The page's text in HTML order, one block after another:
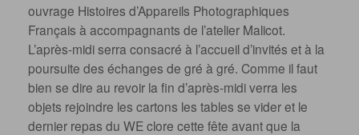
ouvrage Histoires d’Appareils Photographiques
Français à accompagnants de l’atelier Malicot.
L’après-midi serra consacré à l’accueil d’invités et à la
poursuite des échanges de gré à gré. Comme il faut
bien se dire au revoir la fin d’après-midi verra les
objets rejoindre les cartons les tables se vider et le
dernier repas du WE clore cette fête avant que la